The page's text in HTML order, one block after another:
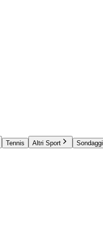
Tennis Altri Sport Sondaggi